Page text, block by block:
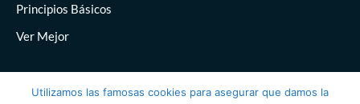
Principios Básicos
Ver Mejor
Utilizamos las famosas cookies para asegurar que damos la